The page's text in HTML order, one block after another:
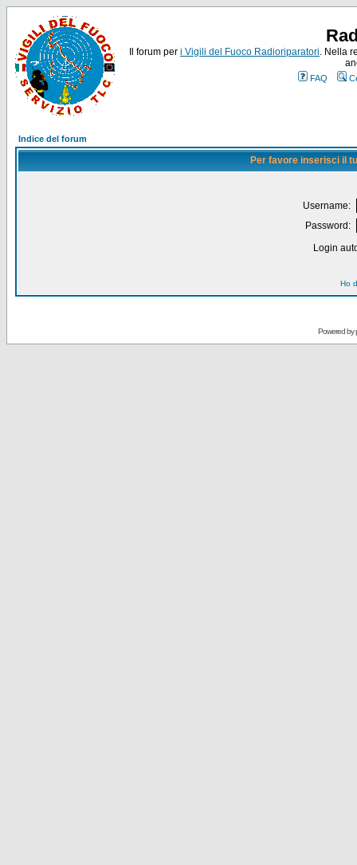
Il forum per i Vigili del Fuoco Radioriparatori. Nella
FAQ
Indice del forum
Per favore inserisci il
Username:
Password:
Login
Ho
Powered by